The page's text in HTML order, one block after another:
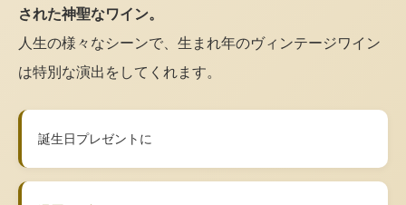
された神聖なワイン。
人生の様々なシーンで、生まれ年のヴィンテージワイン
は特別な演出をしてくれます。
誕生日プレゼントに